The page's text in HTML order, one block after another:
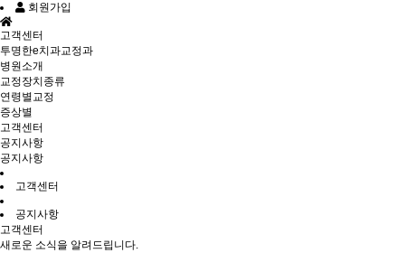
회원가입
고객센터
투명한e치과교정과
병원소개
교정장치종류
연령별교정
증상별
고객센터
공지사항
공지사항
고객센터
공지사항
고객센터
새로운 소식을 알려드립니다.